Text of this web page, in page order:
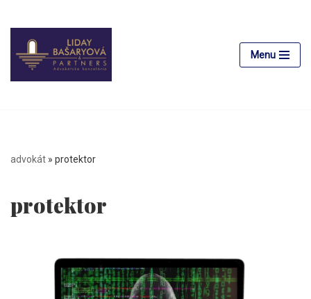
Preskočiť
na
obsah
Menu
advokát » protektor
protektor